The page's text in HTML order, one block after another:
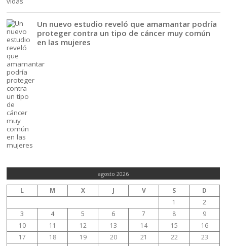
Un nuevo estudio reveló que amamantar podría
proteger contra un tipo de cáncer muy común
en las mujeres
agosto 2026
L M X J V S
D
1
2
3
4 5 6 7 8
9
10
11 12 13 14 15
16
17
18 19 20 21 22
23